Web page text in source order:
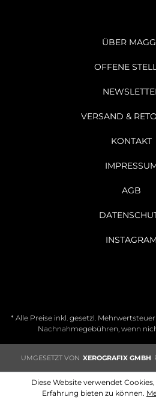
ÜBER
OFFENE
VERSAND &
KONTAKT
AGB
INSTAGRAM
* Alle Preise inkl. gesetzl. Mehrwertsteuer
Nachnahmegebühren, wenn
UMGESETZT VON XEROGRAFIX GMBH
Diese Website verwendet
Erfahrung bieten zu können.